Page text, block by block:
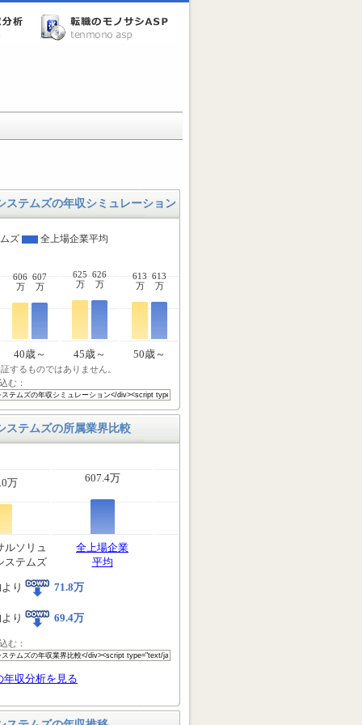
ステムズの年収シミュレーション
ズ 全上場企業平均
606
万
607
万
625
万
626
万
613
万
613
万
40歳～ 45歳～ 50歳～
するものではありません。
む：
ステムズの所属業界比較
万 607.4万
ルソリュ
ステムズ
全上場企業
平均
り 71.8万
り 69.4万
む：
年収分析を見る